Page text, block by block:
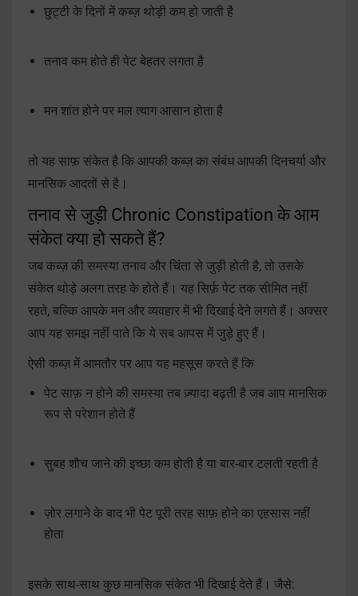
छुट्टी के दिनों में कब्ज़ थोड़ी कम हो जाती है
तनाव कम होते ही पेट बेहतर लगता है
मन शांत होने पर मल त्याग आसान होता है
तो यह साफ़ संकेत है कि आपकी कब्ज़ का संबंध आपकी दिनचर्या और
मानसिक आदतों से है।
तनाव से जुड़ी Chronic Constipation के आम
संकेत क्या हो सकते हैं?
जब कब्ज़ की समस्या तनाव और चिंता से जुड़ी होती है, तो उसके
संकेत थोड़े अलग तरह के होते हैं। यह सिर्फ़ पेट तक सीमित नहीं
रहते, बल्कि आपके मन और व्यवहार में भी दिखाई देने लगते हैं। अक्सर
आप यह समझ नहीं पाते कि ये सब आपस में जुड़े हुए हैं।
ऐसी कब्ज़ में आमतौर पर आप यह महसूस करते हैं कि
पेट साफ़ न होने की समस्या तब ज़्यादा बढ़ती है जब आप मानसिक
रूप से परेशान होते हैं
सुबह शौच जाने की इच्छा कम होती है या बार-बार टलती रहती है
ज़ोर लगाने के बाद भी पेट पूरी तरह साफ़ होने का एहसास नहीं
होता
इसके साथ-साथ कुछ मानसिक संकेत भी दिखाई देते हैं। जैसे: